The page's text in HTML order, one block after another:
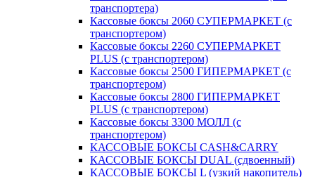
транспортера)
Кассовые боксы 2060 СУПЕРМАРКЕТ (с
транспортером)
Кассовые боксы 2260 СУПЕРМАРКЕТ
PLUS (с транспортером)
Кассовые боксы 2500 ГИПЕРМАРКЕТ (с
транспортером)
Кассовые боксы 2800 ГИПЕРМАРКЕТ
PLUS (с транспортером)
Кассовые боксы 3300 МОЛЛ (с
транспортером)
КАССОВЫЕ БОКСЫ CASH&CARRY
КАССОВЫЕ БОКСЫ DUAL (сдвоенный)
КАССОВЫЕ БОКСЫ L (узкий накопитель)